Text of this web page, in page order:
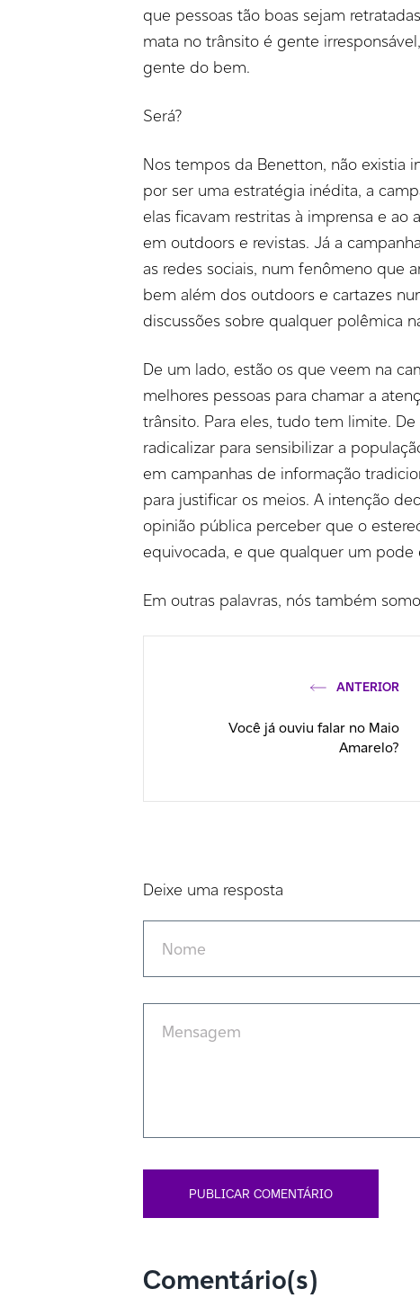
que pessoas tão boas sejam
mata no trânsito é gente
gente do bem.
Será?
Nos tempos da Benetton, não existia
por ser uma estratégia inédita, a
elas ficavam restritas à imprensa e ao
em outdoors e revistas. Já a
as redes sociais, num fenômeno que
bem além dos outdoors e cartazes
discussões sobre qualquer polêmica
De um lado, estão os que veem na
melhores pessoas para chamar a
trânsito. Para eles, tudo tem limite.
radicalizar para sensibilizar a
em campanhas de informação
para justificar os meios. A intenção
opinião pública perceber que o
equivocada, e que qualquer um pode
Em outras palavras, nós também
ANTERIOR
Você já ouviu falar no Maio
Amarelo?
Deixe uma resposta
Comentário(s)